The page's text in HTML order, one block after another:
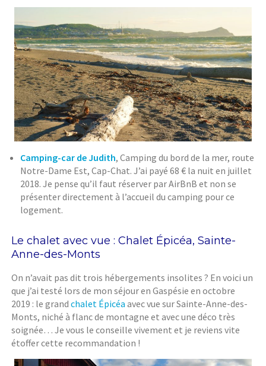
Camping-car de Judith, Camping du bord de la mer, route
Notre-Dame Est, Cap-Chat. J’ai payé 68 € la nuit en juillet
2018. Je pense qu’il faut réserver par AirBnB et non se
présenter directement à l’accueil du camping pour ce
logement.
Le chalet avec vue : Chalet Épicéa, Sainte-
Anne-des-Monts
On n’avait pas dit trois hébergements insolites ? En voici un
que j’ai testé lors de mon séjour en Gaspésie en octobre
2019 : le grandchalet Épicéa avec vue sur Sainte-Anne-des-
Monts, niché à flanc de montagne et avec une déco très
soignée… Je vous le conseille vivement et je reviens vite
étoffer cette recommandation !